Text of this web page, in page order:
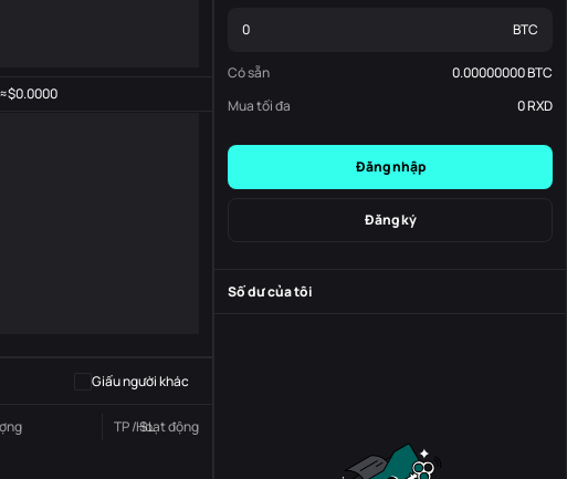
≈$0.0000
-
Giấu người khác
TP / SLHoạt động
BTC
Có sẵn 0.00000000BTC
Mua tối đa
0RXD
Đăng nhập
Đăng ký
Số dư của tôi